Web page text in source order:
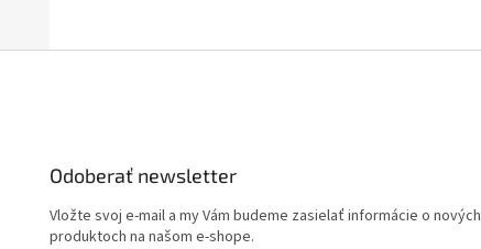
Odoberať newsletter
Vložte svoj e-mail a my Vám budeme zasielať informácie o nových
produktoch na našom e-shope.